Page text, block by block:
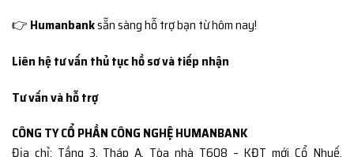
👉 Humanbanksẵn sàng hỗ trợ bạn từ hôm nay!
Liên hệ tư vấn thủ tục hồ sơ và tiếp nhận
Tư vấn và hỗ trợ
CÔNG TY CỔ PHẦN CÔNG NGHỆ HUMANBANK
Địa chỉ: Tầng 3, Tháp A, Tòa nhà T608 – KĐT mới Cổ Nhuế,